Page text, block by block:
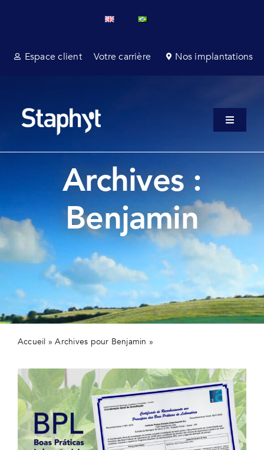
Espace client
Votre carrière Nos implantations
Toggle
Affaires
Secteurs
Archives :
Benjamin
Accueil »Archives pour Benjamin »